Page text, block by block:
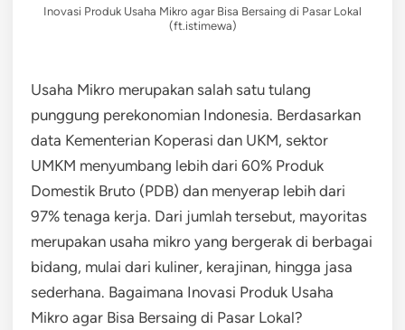
Inovasi Produk Usaha Mikro agar Bisa Bersaing di Pasar Lokal
(ft.istimewa)
Usaha Mikro merupakan salah satu tulang
punggung perekonomian Indonesia. Berdasarkan
data Kementerian Koperasi dan UKM, sektor
UMKM menyumbang lebih dari 60% Produk
Domestik Bruto (PDB) dan menyerap lebih dari
97% tenaga kerja. Dari jumlah tersebut, mayoritas
merupakan usaha mikro yang bergerak di berbagai
bidang, mulai dari kuliner, kerajinan, hingga jasa
sederhana. Bagaimana Inovasi Produk Usaha
Mikro agar Bisa Bersaing di Pasar Lokal?